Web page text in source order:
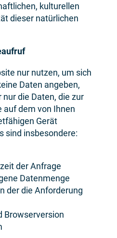
kulturellen
dieser natürlichen
nur nutzen, um sich
Daten angeben,
die Daten, die zur
auf dem von Ihnen
Gerät
sind insbesondere:
der Anfrage
Datenmenge
der die Anforderung
Browserversion